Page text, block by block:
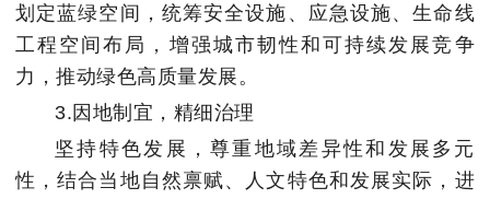
划定蓝绿空间，统筹安全设施、应急设施、生命线
工程空间布局，增强城市韧性和可持续发展竞争
力，推动绿色高质量发展。
3.因地制宜，精细治理
坚持特色发展，尊重地域差异性和发展多元
性，结合当地自然禀赋、人文特色和发展实际，进